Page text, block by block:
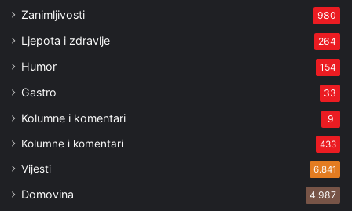
Zanimljivosti 980
Ljepota i zdravlje 264
Humor 154
Gastro 33
Kolumne i komentari 9
Kolumne i komentari 433
Vijesti 6.841
Domovina 4.987